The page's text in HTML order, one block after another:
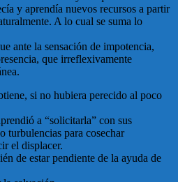
y aprendía nuevos recursos a partir
A lo cual se suma lo
ante la sensación de impotencia,
que irreflexivamente
si no hubiera perecido al poco
a “solicitarla” con sus
turbulencias para cosechar
el displacer.
de estar pendiente de la ayuda de